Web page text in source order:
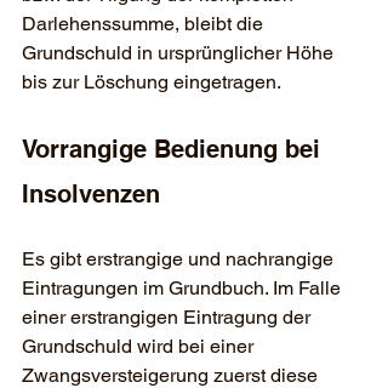
Darlehenssumme, bleibt die
Grundschuld in ursprünglicher Höhe
bis zur Löschung eingetragen.
Vorrangige Bedienung bei
Insolvenzen
Es gibt erstrangige und nachrangige
Eintragungen im Grundbuch. Im Falle
einer erstrangigen Eintragung der
Grundschuld wird bei einer
Zwangsversteigerung zuerst diese